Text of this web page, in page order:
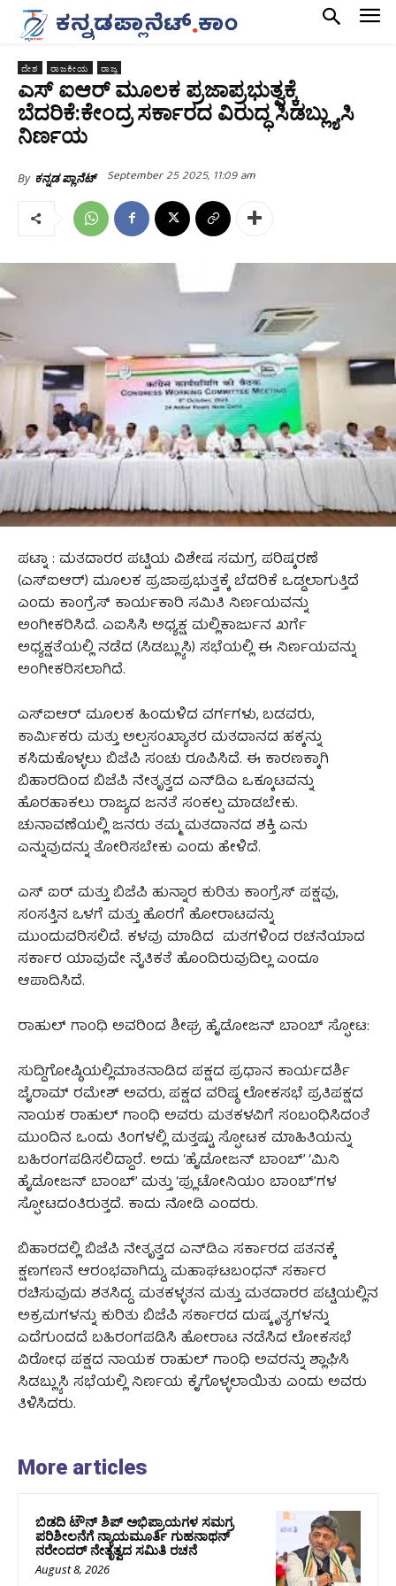
ದೇಶ ರಾಜಕೀಯ ರಾಜ್ಯ
ಎಸ್‌ ಐಆರ್‌ ಮೂಲಕ ಪ್ರಜಾಪ್ರಭುತ್ವಕ್ಕೆ
ಬೆದರಿಕೆ:ಕೇಂದ್ರ ಸರ್ಕಾರದ ವಿರುದ್ಧ ಸಿಡಬ್ಲ್ಯುಸಿ
ನಿರ್ಣಯ
By ಕನ್ನಡ ಪ್ಲಾನೆಟ್ September 25 2025, 11:09 am
ಪಟ್ನಾ : ಮತದಾರರ ಪಟ್ಟಿಯ ವಿಶೇಷ ಸಮಗ್ರ ಪರಿಷ್ಕರಣೆ
(ಎಸ್‌ಐಆರ್) ಮೂಲಕ ಪ್ರಜಾಪ್ರಭುತ್ವಕ್ಕೆ ಬೆದರಿಕೆ ಒಡ್ಡಲಾಗುತ್ತಿದೆ
ಎಂದು ಕಾಂಗ್ರೆಸ್ ಕಾರ್ಯಕಾರಿ ಸಮಿತಿ ನಿರ್ಣಯವನ್ನು
ಅಂಗೀಕರಿಸಿದೆ. ಎಐಸಿಸಿ ಅಧ್ಯಕ್ಷ ಮಲ್ಲಿಕಾರ್ಜುನ ಖರ್ಗೆ
ಅಧ್ಯಕ್ಷತೆಯಲ್ಲಿ ನಡೆದ (ಸಿಡಬ್ಲ್ಯುಸಿ) ಸಭೆಯಲ್ಲಿ ಈ ನಿರ್ಣಯವನ್ನು
ಅಂಗೀಕರಿಸಲಾಗಿದೆ.
ಎಸ್‌ಐಆ‌ರ್ ಮೂಲಕ ಹಿಂದುಳಿದ ವರ್ಗಗಳು, ಬಡವರು,
ಕಾರ್ಮಿಕರು ಮತ್ತು ಅಲ್ಪಸಂಖ್ಯಾತರ ಮತದಾನದ ಹಕ್ಕನ್ನು
ಕಸಿದುಕೊಳ್ಳಲು ಬಿಜೆಪಿ ಸಂಚು ರೂಪಿಸಿದೆ. ಈ ಕಾರಣಕ್ಕಾಗಿ
ಬಿಹಾರದಿಂದ ಬಿಜೆಪಿ ನೇತೃತ್ವದ ಎನ್‌ಡಿಎ ಒಕ್ಕೂಟವನ್ನು
ಹೊರಹಾಕಲು ರಾಜ್ಯದ ಜನತೆ ಸಂಕಲ್ಪ ಮಾಡಬೇಕು.
ಚುನಾವಣೆಯಲ್ಲಿ ಜನರು ತಮ್ಮ ಮತದಾನದ ಶಕ್ತಿ ಏನು
ಎನ್ನುವುದನ್ನು ತೋರಿಸಬೇಕು ಎಂದು ಹೇಳಿದೆ.
ಎಸ್‌ ಐರ್‌ ಮತ್ತು ಬಿಜೆಪಿ ಹುನ್ನಾರ ಕುರಿತು ಕಾಂಗ್ರೆಸ್ ಪಕ್ಷವು,
ಸಂಸತ್ತಿನ ಒಳಗೆ ಮತ್ತು ಹೊರಗೆ ಹೋರಾಟವನ್ನು
ಮುಂದುವರಿಸಲಿದೆ. ಕಳವು ಮಾಡಿದ ಮತಗಳಿಂದ ರಚನೆಯಾದ
ಸರ್ಕಾರ ಯಾವುದೇ ನೈತಿಕತೆ ಹೊಂದಿರುವುದಿಲ್ಲ ಎಂದೂ
ಆಪಾದಿಸಿದೆ.
ರಾಹುಲ್‌ ಗಾಂಧಿ ಅವರಿಂದ ಶೀಘ್ರ ಹೈಡೋಜನ್ ಬಾಂಬ್ ಸ್ಫೋಟ:
ಸುದ್ದಿಗೋಷ್ಠಿಯಲ್ಲಿಮಾತನಾಡಿದ ಪಕ್ಷದ ಪ್ರಧಾನ ಕಾರ್ಯದರ್ಶಿ
ಜೈರಾಮ್ ರಮೇಶ್ ಅವರು, ಪಕ್ಷದ ವರಿಷ್ಠ ಲೋಕಸಭೆ ಪ್ರತಿಪಕ್ಷದ
ನಾಯಕ ರಾಹುಲ್ ಗಾಂಧಿ ಅವರು ಮತಕಳವಿಗೆ ಸಂಬಂಧಿಸಿದಂತೆ
ಮುಂದಿನ ಒಂದು ತಿಂಗಳಲ್ಲಿ ಮತ್ತಷ್ಟು ಸ್ಫೋಟಕ ಮಾಹಿತಿಯನ್ನು
ಬಹಿರಂಗಪಡಿಸಲಿದ್ದಾರೆ. ಅದು ‘ಹೈಡೋಜನ್ ಬಾಂಬ್’ ‘ಮಿನಿ
ಹೈಡೋಜನ್ ಬಾಂಬ್’ ಮತ್ತು ‘ಪ್ಲುಟೋನಿಯಂ ಬಾಂಬ್‌’ಗಳ
ಸ್ಫೋಟದಂತಿರುತ್ತದೆ. ಕಾದು ನೋಡಿ ಎಂದರು.
ಬಿಹಾರದಲ್ಲಿ ಬಿಜೆಪಿ ನೇತೃತ್ವದ ಎನ್‌ಡಿಎ ಸರ್ಕಾರದ ಪತನಕ್ಕೆ
ಕ್ಷಣಗಣನೆ ಆರಂಭವಾಗಿದ್ದು, ಮಹಾಘಟಬಂಧನ್‌ ಸರ್ಕಾರ
ರಚಿಸುವುದು ಶತಸಿದ್ದ. ಮತಕಳ್ಳತನ ಮತ್ತು ಮತದಾರರ ಪಟ್ಟಿಯಲ್ಲಿನ
ಅಕ್ರಮಗಳನ್ನು ಕುರಿತು ಬಿಜೆಪಿ ಸರ್ಕಾರದ ದುಷ್ಕೃತ್ಯಗಳನ್ನು
ಎದೆಗುಂದದೆ ಬಹಿರಂಗಪಡಿಸಿ ಹೋರಾಟ ನಡೆಸಿದ ಲೋಕಸಭೆ
ವಿರೋಧ ಪಕ್ಷದ ನಾಯಕ ರಾಹುಲ್ ಗಾಂಧಿ ಅವರನ್ನು ಶ್ಲಾಘಿಸಿ
ಸಿಡಬ್ಲ್ಯುಸಿ ಸಭೆಯಲ್ಲಿ ನಿರ್ಣಯ ಕೈಗೊಳ್ಳಲಾಯಿತು ಎಂದು ಅವರು
ತಿಳಿಸಿದರು.
More articles
ಬಿಡದಿ ಟೌನ್ ಶಿಪ್ ಅಭಿಪ್ರಾಯಗಳ ಸಮಗ್ರ
ಪರಿಶೀಲನೆಗೆ ನ್ಯಾಯಮೂರ್ತಿ ಗುಹನಾಥನ್
ನರೇಂದರ್ ನೇತೃತ್ವದ ಸಮಿತಿ ರಚನೆ
August 8, 2026